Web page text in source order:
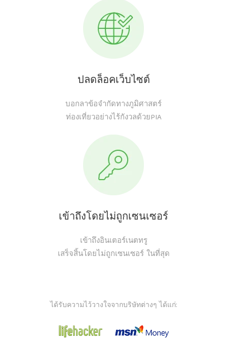
ปลดล็อคเว็บไซต์
บอกลาข้อจำกัดทางภูมิศาสตร์
ท่องเที่ยวอย่างไร้กังวลด้วยPIA
เข้าถึงโดยไม่ถูกเซนเซอร์
เข้าถึงอินเตอร์เนตทรู
เสร็จสิ้นโดยไม่ถูกเซนเซอร์ ในที่สุด
ได้รับความไว้วางใจจากบริษัทต่างๆ ได้แก่: